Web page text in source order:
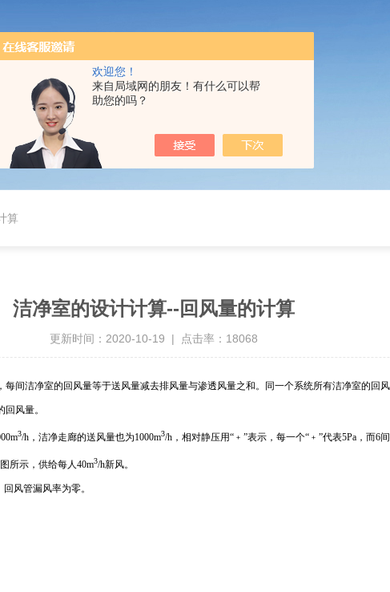
欢迎您！
来自局域网的朋友！有什么可以帮
助您的吗？
算
洁净室的设计计算--回风量的计算
更新时间：2020-10-19 | 点击率：18068
间洁净室的回风量等于送风量减去排风量与渗透风量之和。同一个系统所有洁净室的回
风量。
3/h，洁净走廊的送风量也为1000m3/h，相对静压用“﹢”表示，每一个“﹢”代表5Pa，而
所示，供给每人40m3/h新风。
风管漏风率为零。